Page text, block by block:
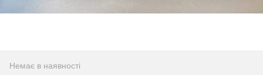
Немає в наявності